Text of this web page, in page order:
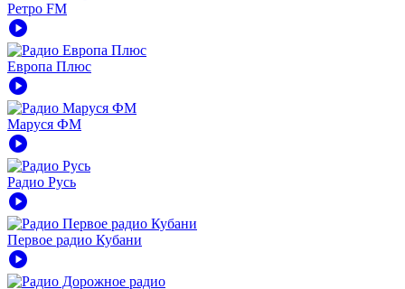
Ретро FM
play_circle
Европа Плюс
play_circle
Маруся ФМ
play_circle
Радио Русь
play_circle
Первое радио Кубани
play_circle